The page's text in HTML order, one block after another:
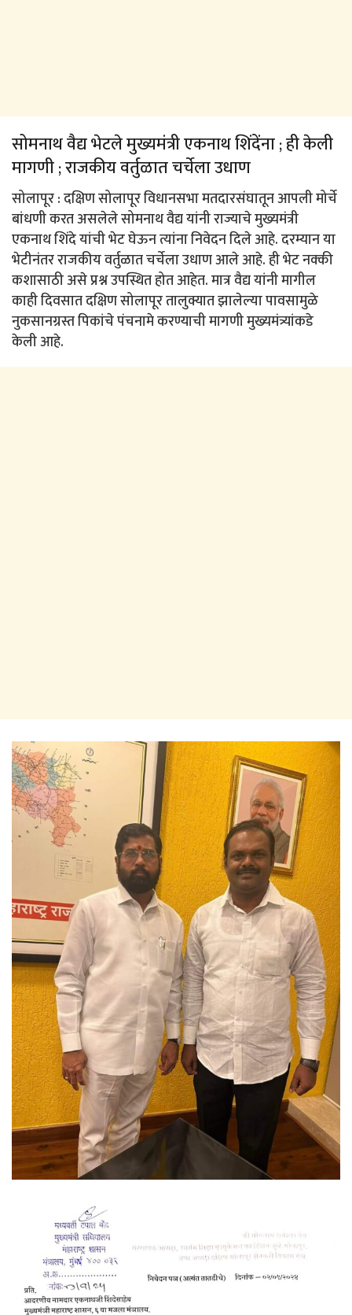
सोमनाथ वैद्य भेटले मुख्यमंत्री एकनाथ शिंदेंना ; ही केली
मागणी ; राजकीय वर्तुळात चर्चेला उधाण
सोलापूर : दक्षिण सोलापूर विधानसभा मतदारसंघातून आपली मोर्चे
बांधणी करत असलेले सोमनाथ वैद्य यांनी राज्याचे मुख्यमंत्री
एकनाथ शिंदे यांची भेट घेऊन त्यांना निवेदन दिले आहे. दरम्यान या
भेटीनंतर राजकीय वर्तुळात चर्चेला उधाण आले आहे. ही भेट नक्की
कशासाठी असे प्रश्न उपस्थित होत आहेत. मात्र वैद्य यांनी मागील
काही दिवसात दक्षिण सोलापूर तालुक्यात झालेल्या पावसामुळे
नुकसानग्रस्त पिकांचे पंचनामे करण्याची मागणी मुख्यमंत्र्यांकडे
केली आहे.